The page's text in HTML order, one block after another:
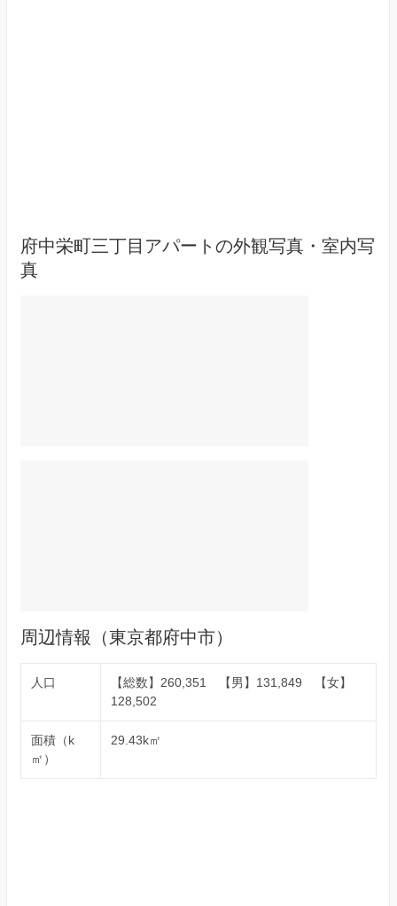
府中栄町三丁目アパートの外観写真・室内写
真
周辺情報（東京都府中市）
人口
【総数】260,351 【男】131,849 【女】
128,502
面積（k
㎡）
29.43k㎡